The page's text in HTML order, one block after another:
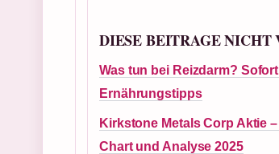
DIESE BEITRAGE NICHT
Was tun bei Reizdarm?
Ernährungstipps
Kirkstone Metals Corp Aktie
Chart und Analyse 2025